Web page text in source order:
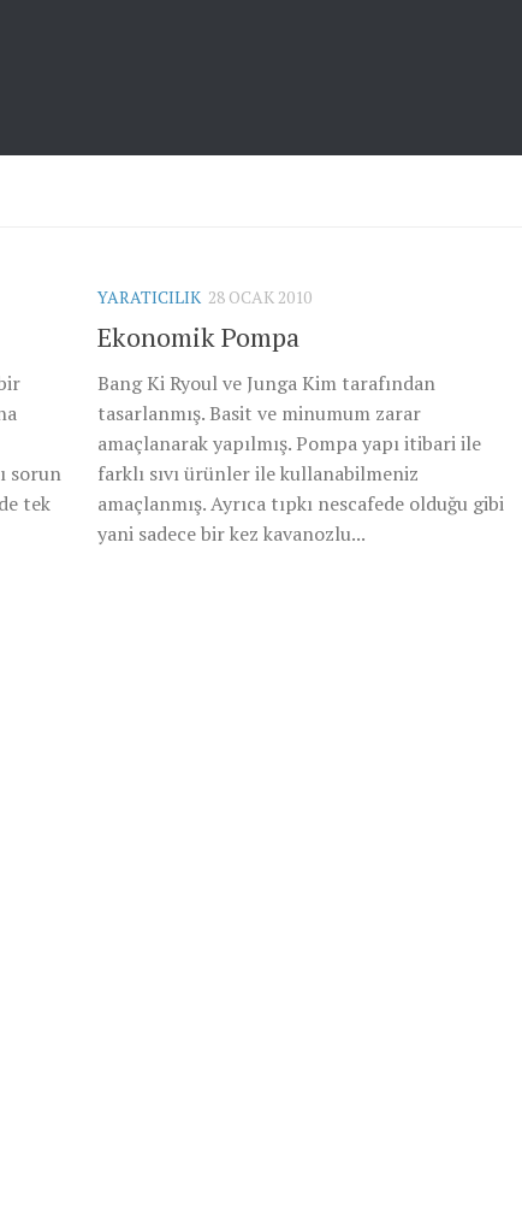
sorun
tek
YARATICILIK 28 OCAK 2010
Ekonomik Pompa
Bang Ki Ryoul ve Junga Kim tarafından
tasarlanmış. Basit ve minumum zarar
amaçlanarak yapılmış. Pompa yapı itibari ile
farklı sıvı ürünler ile kullanabilmeniz
amaçlanmış. Ayrıca tıpkı nescafede olduğu gibi
yani sadece bir kez kavanozlu...